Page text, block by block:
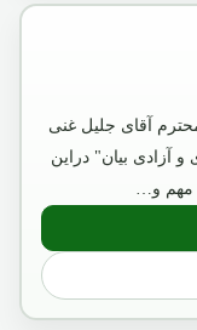
آقای جلیل غنی
آزادی بیان" دراین
مهم و…
مسائل تاریخی